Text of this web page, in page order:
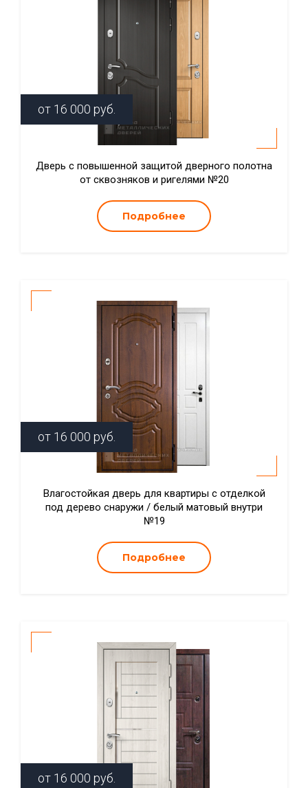
от 16 000 руб.
Дверь с повышенной защитой дверного полотна
от сквозняков и ригелями №20
Подробнее
от 16 000 руб.
Влагостойкая дверь для квартиры с отделкой
под дерево снаружи / белый матовый внутри
№19
Подробнее
от 16 000 руб.